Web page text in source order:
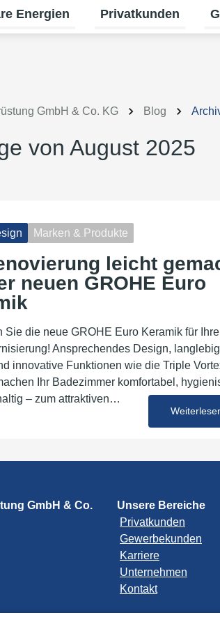
Energien
Untermenü für
Privatkunden
GmbH & Co. KG Blog
von August 2025
Marken & Produkte
leicht
neuen GROHE Euro
Sie die neue GROHE Euro Keramik für Ihre
Ansprechendes Design,
innovative Funktionen wie die Triple
Ihr Badezimmer komfortabel,
– zum attraktiven…
GmbH & Co.
Unsere Bereiche
Privatkunden
Gewerbekunden
Karriere
Unternehmen
Kontakt